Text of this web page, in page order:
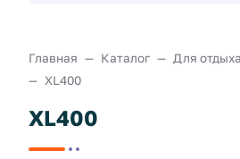
Главная Каталог Для отдыха
XL400
XL400